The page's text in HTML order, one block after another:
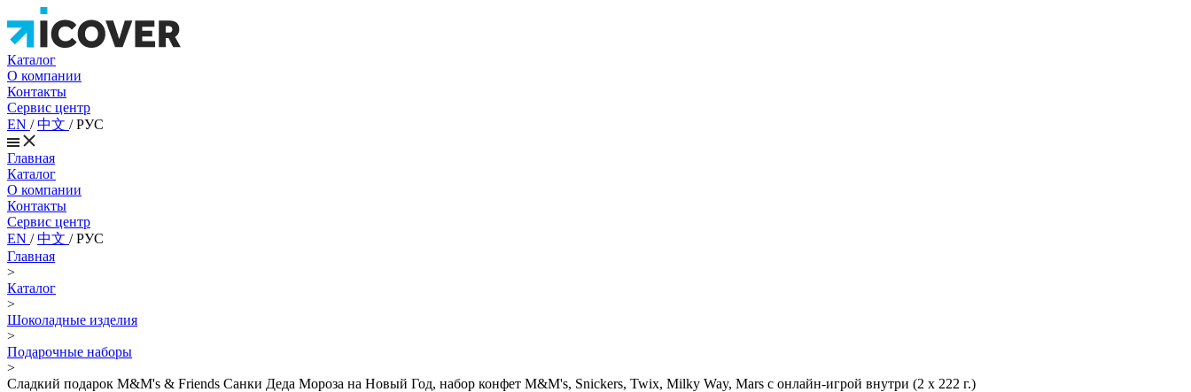
Каталог
О компании
Контакты
Сервис центр
EN /中文 /РУС
Главная
Каталог
О компании
Контакты
Сервис центр
EN /中文 /РУС
Главная
>
Каталог
>
Шоколадные изделия
>
Подарочные наборы
>
Сладкий подарок M&M's & Friends Санки Деда Мороза на Новый Год, набор конфет M&M's, Snickers, Twix, Milky Way, Mars с онлайн-игрой внутри (2 х 222 г.)